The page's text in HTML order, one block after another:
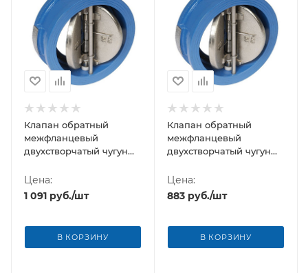
Клапан обратный
межфланцевый
двухстворчатый чугун
Цена:
1 091 руб./шт
В КОРЗИНУ
Клапан обратный
межфланцевый
двухстворчатый чугун
Цена:
883 руб./шт
В КОРЗИНУ